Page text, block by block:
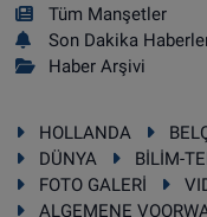
Tüm Manşetler
Son Dakika
Haber Arşivi
HOLLANDA
DÜNYA
BİLİM-
FOTO GALERİ
ALGEMENE